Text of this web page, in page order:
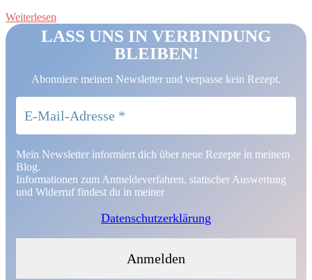
Weiterlesen
LASS UNS IN VERBINDUNG
BLEIBEN!
Abonniere meinen Newsletter und verpasse kein Rezept.
Mein Newsletter informiert dich über neue Rezepte in meinem
Blog.
Informationen zum Anmeldeverfahren, statischer Auswertung
und Widerruf findest du in meiner
Datenschutzerklärung